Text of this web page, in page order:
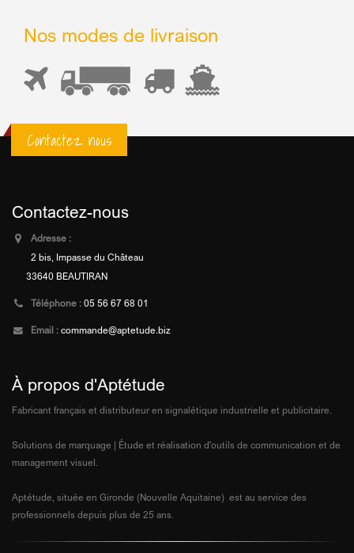
Nos modes de livraison
Contactez nous
Contactez-nous
Adresse :
2 bis, Impasse du Château
33640 BEAUTIRAN
Téléphone : 05 56 67 68 01
Email : commande@aptetude.biz
À propos d'Aptétude
Fabricant français et distributeur en signalétique industrielle et publicitaire.
Solutions de marquage | Étude et réalisation d'outils de communication et de
management visuel.
Aptétude, située en Gironde (Nouvelle Aquitaine) est au service des
professionnels depuis plus de 25 ans.